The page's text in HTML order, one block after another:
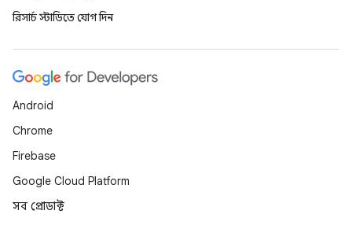
রিসার্চ স্টাডিতে যোগ দিন
Android
Chrome
Firebase
Google Cloud Platform
সব প্রোডাক্ট